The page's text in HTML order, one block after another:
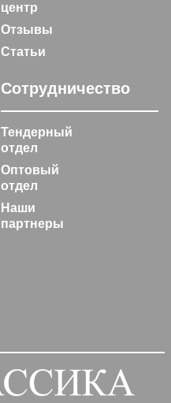
центр
Отзывы
Статьи
Сотрудничество
Тендерный
отдел
Оптовый
отдел
Наши
партнеры